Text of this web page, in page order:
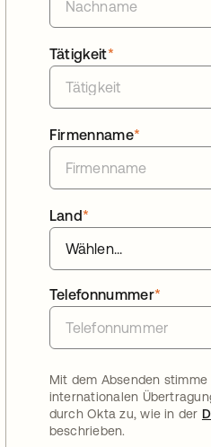
*
Tätigkeit
*
Firmenname
*
Land
*
Telefonnummer
Mit dem Absenden
internationalen
durch Okta zu, wie in der
beschrieben.